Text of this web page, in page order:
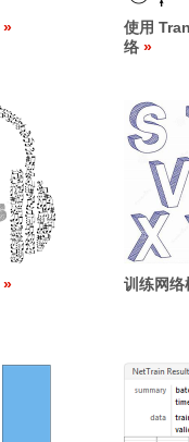
使用
络
训练网络